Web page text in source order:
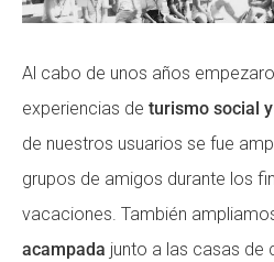
Al cabo de unos años
experiencias de turismo social
de nuestros usuarios se fue
grupos de amigos durante los
vacaciones. También
acampada junto a las casas de